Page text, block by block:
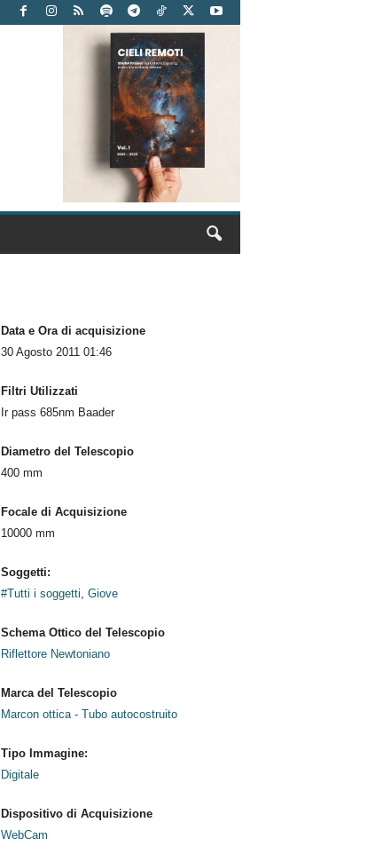
Data e Ora di acquisizione
30 Agosto 2011 01:46
Filtri Utilizzati
Ir pass 685nm Baader
Diametro del Telescopio
400 mm
Focale di Acquisizione
10000 mm
Soggetti:
#Tutti i soggetti, Giove
Schema Ottico del Telescopio
Riflettore Newtoniano
Marca del Telescopio
Marcon ottica - Tubo autocostruito
Tipo Immagine:
Digitale
Dispositivo di Acquisizione
WebCam